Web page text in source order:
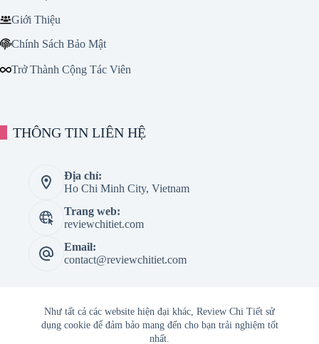
Như tất cả các website hiện đại khác, Review Chi Tiết sử
dụng cookie để đảm bảo mang đến cho bạn trải nghiệm tốt
nhất.
Giới Thiệu
Chính Sách Bảo Mật
Trở Thành Cộng Tác Viên
THÔNG TIN LIÊN HỆ
Địa chỉ:
Ho Chi Minh City, Vietnam
Trang web:
reviewchitiet.com
Email:
contact@reviewchitiet.com